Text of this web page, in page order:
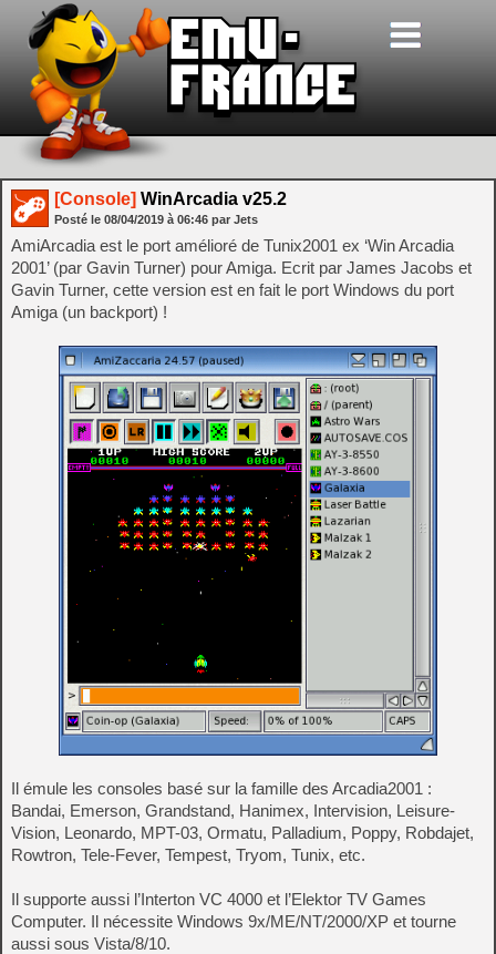
[Console] WinArcadia v25.2
Posté le 08/04/2019 à 06:46 par Jets
AmiArcadia est le port amélioré de Tunix2001 ex ‘Win Arcadia
2001’ (par Gavin Turner) pour Amiga. Ecrit par James Jacobs et
Gavin Turner, cette version est en fait le port Windows du port
Amiga (un backport) !
Il émule les consoles basé sur la famille des Arcadia2001 :
Bandai, Emerson, Grandstand, Hanimex, Intervision, Leisure-
Vision, Leonardo, MPT-03, Ormatu, Palladium, Poppy, Robdajet,
Rowtron, Tele-Fever, Tempest, Tryom, Tunix, etc.
Il supporte aussi l’Interton VC 4000 et l’Elektor TV Games
Computer. Il nécessite Windows 9x/ME/NT/2000/XP et tourne
aussi sous Vista/8/10.